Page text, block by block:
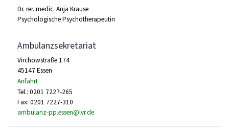
Dr. rer. medic. Anja Krause
Psychologische Psychotherapeutin
Ambulanzsekretariat
Virchowstraße 174
45147 Essen
Anfahrt
Tel.: 0201 7227-265
Fax: 0201 7227-310
ambulanz-pp.essen@lvr.de